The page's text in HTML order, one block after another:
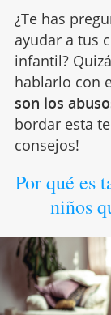
¿Te has
ayudar a tus
infantil?
hablarlo con
son los
bordar esta
consejos!
Por qué es
niños